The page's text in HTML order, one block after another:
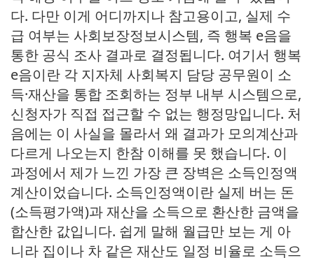
다. 다만 이게 어디까지나 참고용이고, 실제 수
급 여부는 사회보장정보시스템, 즉 행복 e음을
통한 공식 조사 결과로 결정됩니다. 여기서 행복
e음이란 각 지자체 사회복지 담당 공무원이 소
득·재산을 통합 조회하는 정부 내부 시스템으로,
신청자가 직접 접근할 수 없는 행정망입니다. 처
음에는 이 사실을 몰라서 왜 결과가 모의계산과
다르게 나오는지 한참 이해를 못 했습니다. 이
과정에서 제가 느낀 가장 큰 장벽은 소득인정액
계산이었습니다. 소득인정액이란 실제 버는 돈
(소득평가액)과 재산을 소득으로 환산한 금액을
합산한 값입니다. 쉽게 말해 월급만 보는 게 아
니라 집이나 차 같은 재산도 일정 비율로 소득으